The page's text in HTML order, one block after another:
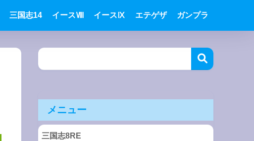
三国志14 イースⅧ イースⅨ エテゲザ ガンプラ
メニュー
三国志8RE